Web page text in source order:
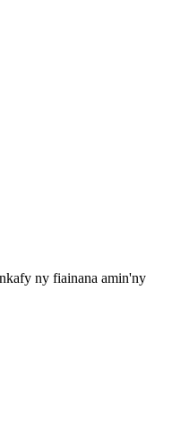
ny fiainana amin'ny